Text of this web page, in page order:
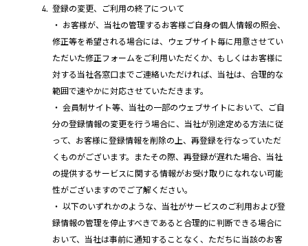
登録の変更、ご利用の終了について
・ お客様が、当社の管理するお客様ご自身の個人情報の照会、
修正等を希望される場合には、ウェブサイト毎に用意させてい
ただいた修正フォームをご利用いただくか、もしくはお客様に
対する当社各窓口までご連絡いただければ、当社は、合理的な
範囲で速やかに対応させていただきます。
・ 会員制サイト等、当社の一部のウェブサイトにおいて、ご自
分の登録情報の変更を行う場合に、当社が別途定める方法に従
って、お客様に登録情報を削除の上、再登録を行なっていただ
くものがございます。またその際、再登録が遅れた場合、当社
の提供するサービスに関する情報がお受け取りになれない可能
性がございますのでご了解ください。
・ 以下のいずれかのような、当社がサービスのご利用および登
録情報の管理を停止すべきであると合理的に判断できる場合に
おいて、当社は事前に通知することなく、ただちに当該のお客